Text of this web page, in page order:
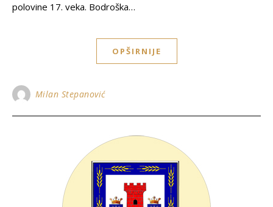
polovine 17. veka. Bodroška…
OPŠIRNIJE
Milan Stepanović